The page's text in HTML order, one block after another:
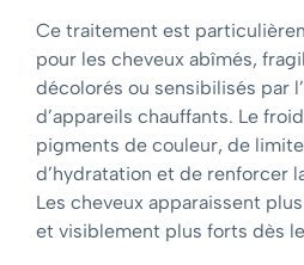
Ce traitement est
pour les cheveux abîmés,
décolorés ou sensibilisés par
d’appareils chauffants. Le
pigments de couleur, de
d’hydratation et de renforcer
Les cheveux apparaissent
et visiblement plus forts dès